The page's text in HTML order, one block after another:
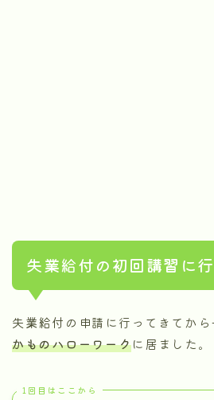
失業給付の初回講習に
失業給付の申請に行ってきてか
かものハローワークに居ました。
1回目はここから